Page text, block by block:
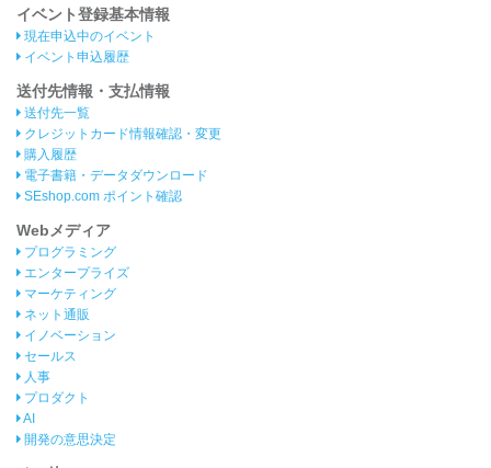
イベント登録基本情報
現在申込中のイベント
イベント申込履歴
送付先情報・支払情報
送付先一覧
クレジットカード情報確認・変更
購入履歴
電子書籍・データダウンロード
SEshop.com ポイント確認
Webメディア
プログラミング
エンタープライズ
マーケティング
ネット通販
イノベーション
セールス
人事
プロダクト
AI
開発の意思決定